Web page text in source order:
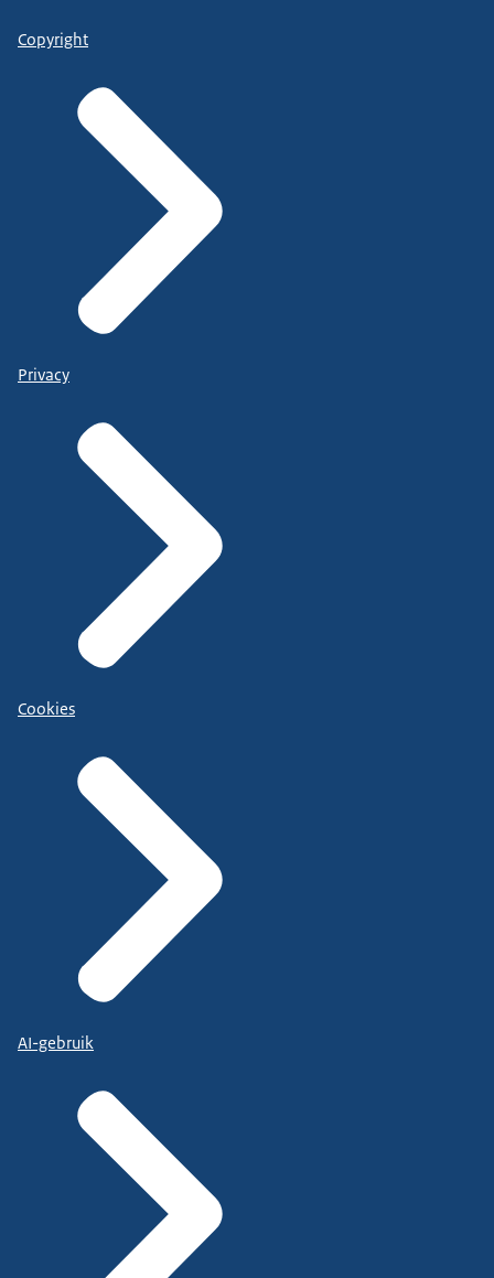
Copyright
Privacy
Cookies
AI-gebruik